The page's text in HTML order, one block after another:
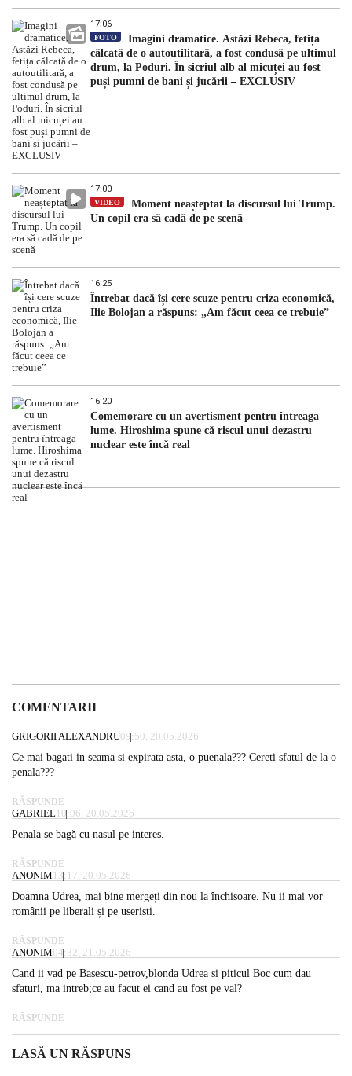
17:06
FOTO
Imagini dramatice. Astăzi Rebeca, fetița
călcată de o autoutilitară, a fost condusă pe ultimul
drum, la Poduri. În sicriul alb al micuței au fost
puși pumni de bani și jucării – EXCLUSIV
17:00
VIDEO
Moment neașteptat la discursul lui Trump.
Un copil era să cadă de pe scenă
16:25
Întrebat dacă își cere scuze pentru criza economică,
Ilie Bolojan a răspuns: „Am făcut ceea ce trebuie”
16:20
Comemorare cu un avertisment pentru întreaga
lume. Hiroshima spune că riscul unui dezastru
nuclear este încă real
COMENTARII
GRIGORII ALEXANDRU09:50, 20.05.2026
Ce mai bagati in seama si expirata asta, o puenala??? Cereti sfatul de la o
penala???
RĂSPUNDE
GABRIEL10:06, 20.05.2026
Penala se bagă cu nasul pe interes.
RĂSPUNDE
ANONIM 13:17, 20.05.2026
Doamna Udrea, mai bine mergeți din nou la închisoare. Nu ii mai vor
românii pe liberali și pe useristi.
RĂSPUNDE
ANONIM04:32, 21.05.2026
Cand ii vad pe Basescu-petrov,blonda Udrea si piticul Boc cum dau
sfaturi, ma intreb;ce au facut ei cand au fost pe val?
RĂSPUNDE
LASĂ UN RĂSPUNS